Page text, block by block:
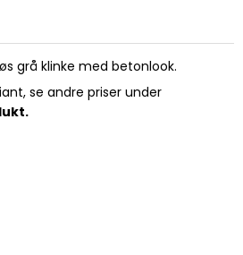
grå klinke med betonlook.
se andre priser under